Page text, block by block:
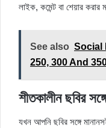
লাইক, কমেন্ট বা শেয়ার করার
See also Social
250, 300 And
শীতকালীন ছবির
যখন আপনি ছবির সঙ্গে